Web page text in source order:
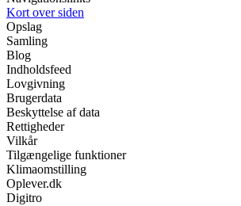
Kort over siden
Opslag
Samling
Blog
Indholdsfeed
Lovgivning
Brugerdata
Beskyttelse af data
Rettigheder
Vilkår
Tilgængelige funktioner
Klimaomstilling
Oplever.dk
Digitro